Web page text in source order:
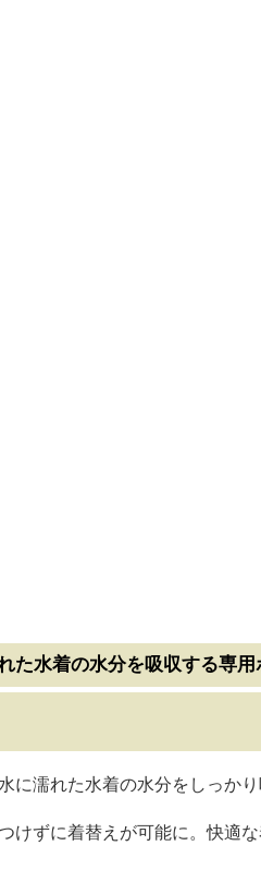
た水着の水分を吸収する専用
濡れた水着の水分をしっかり
ずに着替えが可能に。快適